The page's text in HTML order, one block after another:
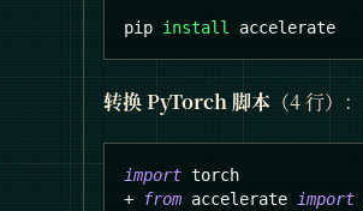
pip install accelerate
转换 PyTorch 脚本 （4 行）：
import torch
+
from accelerate import